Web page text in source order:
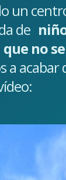
un
de
no
a acabar